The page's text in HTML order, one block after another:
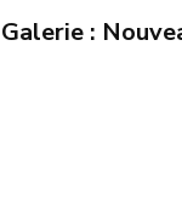
Galerie :